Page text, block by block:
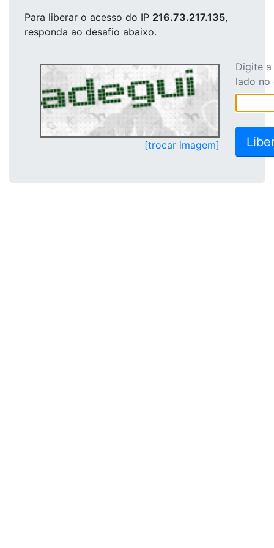
Para liberar o acesso do IP 216.73.217.135,
responda ao desafio abaixo.
[trocar imagem]
Digite
lado no